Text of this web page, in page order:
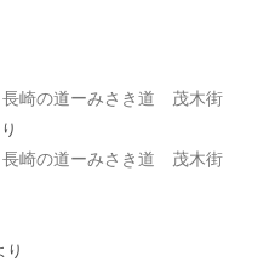
崎の道ーみさき道 茂木街
崎の道ーみさき道 茂木街
り